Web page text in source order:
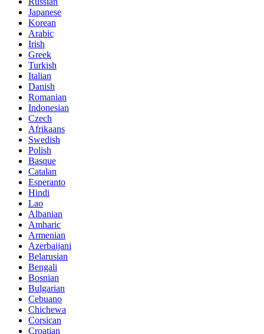
Japanese
Korean
Arabic
Irish
Greek
Turkish
Italian
Danish
Romanian
Indonesian
Czech
Afrikaans
Swedish
Polish
Basque
Catalan
Esperanto
Hindi
Lao
Albanian
Amharic
Armenian
Azerbaijani
Belarusian
Bengali
Bosnian
Bulgarian
Cebuano
Chichewa
Corsican
Croatian